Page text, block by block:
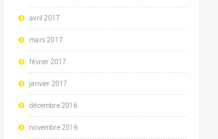
avril 2017
mars 2017
février 2017
janvier 2017
décembre 2016
novembre 2016